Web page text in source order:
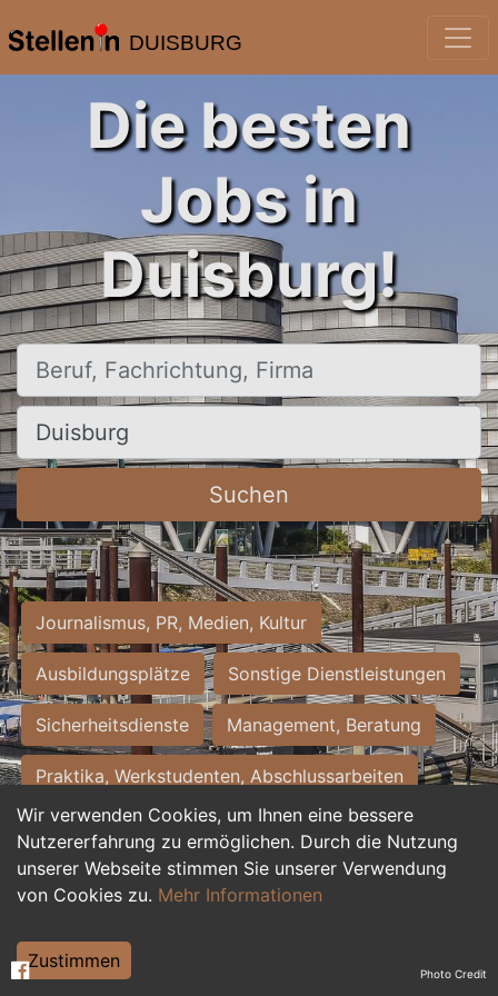
DUISBURG
Wir verwenden Cookies, um Ihnen eine bessere
Nutzererfahrung zu ermöglichen. Durch die Nutzung
unserer Webseite stimmen Sie unserer Verwendung
von Cookies zu. Mehr Informationen
Zustimmen
Die besten
Jobs in
Duisburg!
Beruf, Fachrichtung, Firma
Ort, Stadt
Suchen
Journalismus, PR, Medien, Kultur
Ausbildungsplätze Sonstige Dienstleistungen
Sicherheitsdienste Management, Beratung
Praktika, Werkstudenten, Abschlussarbeiten
Personalwesen Assistenz, Sekretariat
Hilfskräfte, Aushilfs- und Nebenjobs
Weiterbildung, Studium, duale Ausbildung Photo Credit